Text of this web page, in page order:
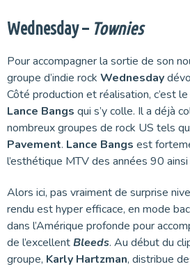
Wednesday – Townies
Pour accompagner la sortie de son
groupe d’indie rock Wednesday
Côté production et réalisation, c’est
Lance Bangs qui s’y colle. Il a déjà
nombreux groupes de rock US tels
Pavement. Lance Bangs est
l’esthétique MTV des années 90 ainsi
Alors ici, pas vraiment de surprise
rendu est hyper efficace, en mode
dans l’Amérique profonde pour
de l’excellentBleeds. Au début du
groupe, Karly Hartzman, distribue